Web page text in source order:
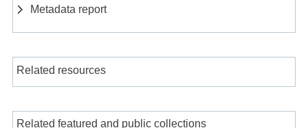
Metadata report
Related resources
Related featured and public collections